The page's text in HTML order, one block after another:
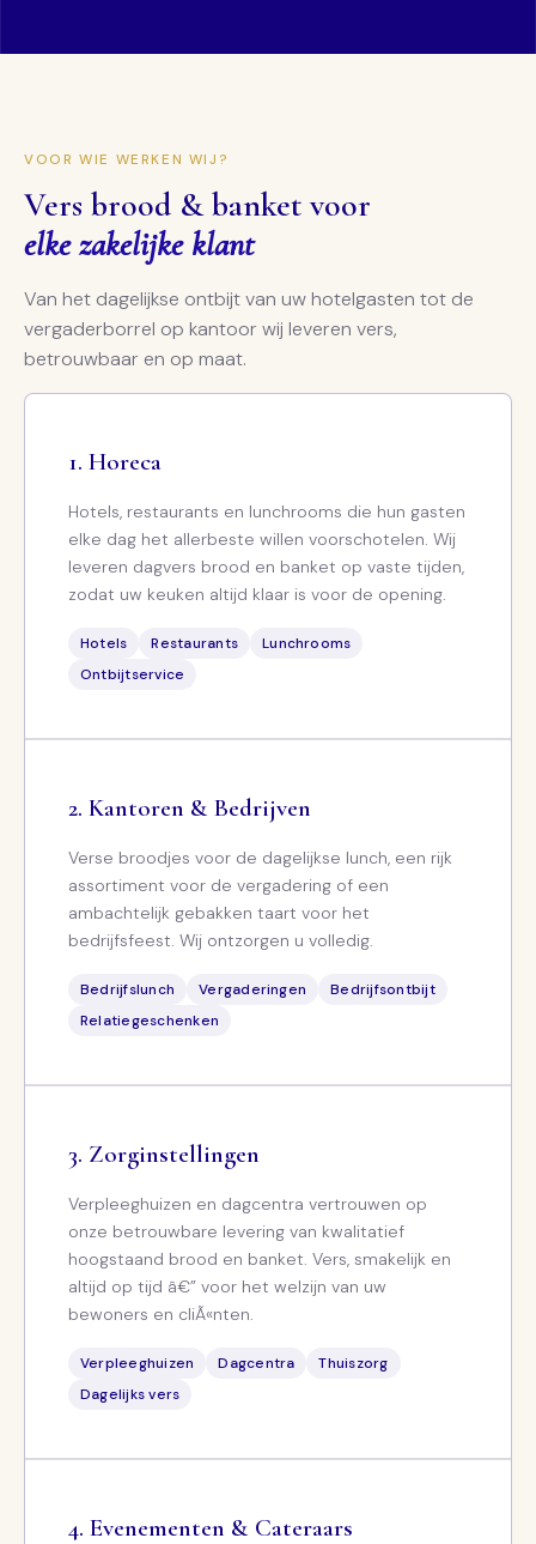
VOOR WIE WERKEN WIJ?
Vers brood & banket voor
elke zakelijke klant
Van het dagelijkse ontbijt van uw hotelgasten tot de
vergaderborrel op kantoor wij leveren vers,
betrouwbaar en op maat.
Horeca
Hotels, restaurants en lunchrooms die hun gasten
elke dag het allerbeste willen voorschotelen. Wij
leveren dagvers brood en banket op vaste tijden,
zodat uw keuken altijd klaar is voor de opening.
Hotels Restaurants
Lunchrooms
Ontbijtservice
Kantoren & Bedrijven
Verse broodjes voor de dagelijkse lunch, een rijk
assortiment voor de vergadering of een
ambachtelijk gebakken taart voor het
bedrijfsfeest. Wij ontzorgen u volledig.
Bedrijfslunch Vergaderingen
Bedrijfsontbijt
Relatiegeschenken
Zorginstellingen
Verpleeghuizen en dagcentra vertrouwen op
onze betrouwbare levering van kwalitatief
hoogstaand brood en banket. Vers, smakelijk en
altijd op tijd â€” voor het welzijn van uw
bewoners en cliÃ«nten.
Verpleeghuizen Dagcentra
Thuiszorg
Dagelijks vers
Evenementen & Cateraars